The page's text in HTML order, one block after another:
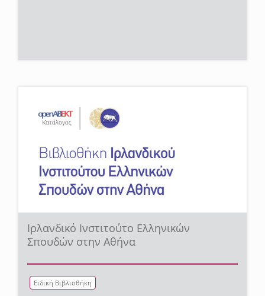
Ιρλανδικό Ινστιτούτο Ελληνικών
Σπουδών στην Αθήνα
Ειδική Βιβλιοθήκη